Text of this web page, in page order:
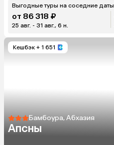
Выгодные туры на соседние даты
от 86 318 ₽
25 авг. - 31 авг., 6 н.
Кешбэк + 1 651
Бамбоура, Абхазия
Апсны